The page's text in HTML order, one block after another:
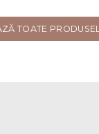
TOATE